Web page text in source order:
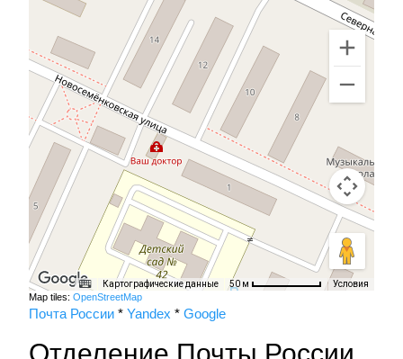
Картографические данные 50 м Условия
Map tiles: OpenStreetMap
Почта России * Yandex * Google